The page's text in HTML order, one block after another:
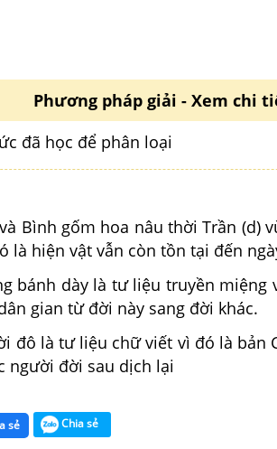
Phương pháp giải - Xem chi
đã học để phân loại
Bình gốm hoa nâu thời Trần (d)
là hiện vật vẫn còn tồn tại đến
bánh dày là tư liệu truyền miệng
gian từ đời này sang đời khác.
đô là tư liệu chữ viết vì đó là bản
người đời sau dịch lại
sẻ Chia sẻ